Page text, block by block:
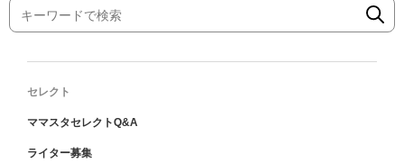
セレクト
ママスタセレクトQ&A
ライター募集